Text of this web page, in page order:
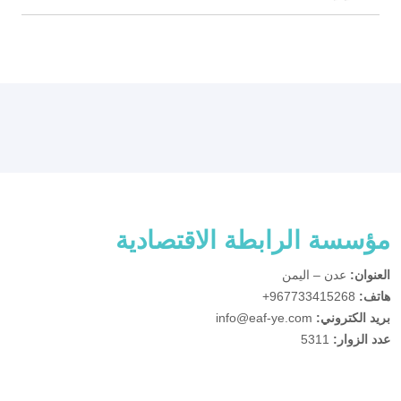
مؤسسة الرابطة الاقتصادية
العنوان: عدن – اليمن
هاتف:
بريد الكتروني:
عدد الزوار: